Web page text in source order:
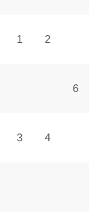
1 2
6
3 4